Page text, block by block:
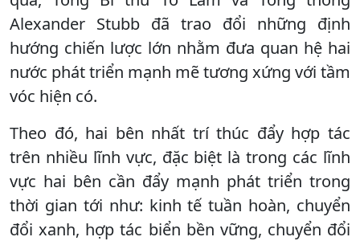
Alexander Stubb đã trao đổi những định
hướng chiến lược lớn nhằm đưa quan hệ hai
nước phát triển mạnh mẽ tương xứng với tầm
vóc hiện có.
Theo đó, hai bên nhất trí thúc đẩy hợp tác
trên nhiều lĩnh vực, đặc biệt là trong các lĩnh
vực hai bên cần đẩy mạnh phát triển trong
thời gian tới như: kinh tế tuần hoàn, chuyển
đổi xanh, hợp tác biển bền vững, chuyển đổi